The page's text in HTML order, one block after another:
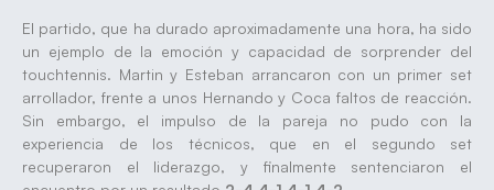
El partido, que ha durado aproximadamente una hora, ha sido
un ejemplo de la emoción y capacidad de sorprender del
touchtennis. Martin y Esteban arrancaron con un primer set
arrollador, frente a unos Hernando y Coca faltos de reacción.
Sin embargo, el impulso de la pareja no pudo con la
experiencia de los técnicos, que en el segundo set
recuperaron el liderazgo, y finalmente sentenciaron el